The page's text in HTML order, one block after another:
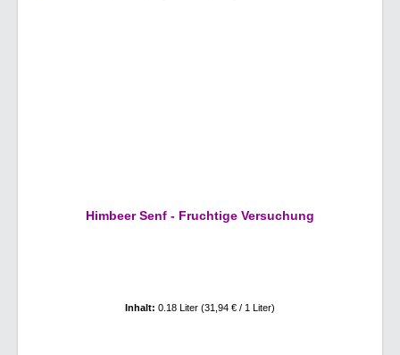
Himbeer Senf - Fruchtige Versuchung
Inhalt: 0.18 Liter (31,94 € / 1 Liter)